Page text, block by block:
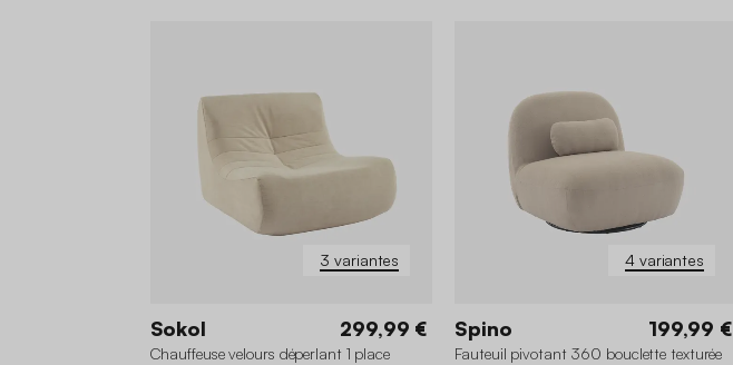
3 variantes
Sokol 299,99 €
Chauffeuse velours déperlant 1 place
4 variantes
Spino 199,99 €
Fauteuil pivotant 360 bouclette texturée